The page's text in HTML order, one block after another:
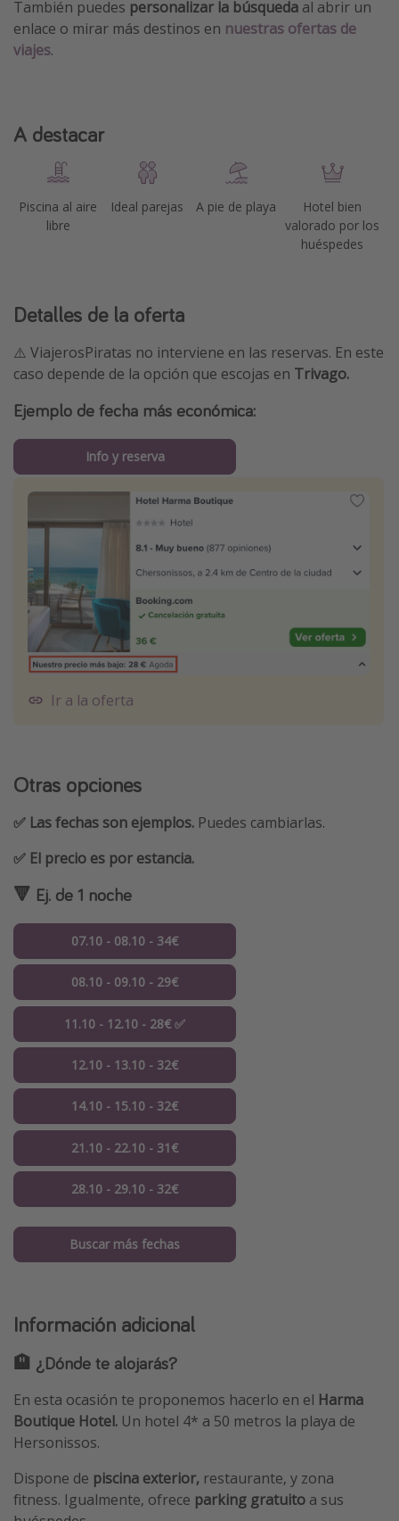
También puedes personalizar la búsqueda al abrir un
enlace o mirar más destinos en nuestras ofertas de
viajes.
A destacar
Piscina al aire
libre
Ideal parejas A pie de playa
Hotel bien
valorado por los
huéspedes
Detalles de la oferta
⚠️ ViajerosPiratas no interviene en las reservas. En este
caso depende de la opción que escojas en Trivago.
Ejemplo de fecha más económica:
Info y reserva
Ir a la oferta
Otras opciones
✅ Las fechas son ejemplos. Puedes cambiarlas.
✅ El precio es por estancia.
🔻 Ej. de 1 noche
07.10 - 08.10 - 34€
08.10 - 09.10 - 29€
11.10 - 12.10 - 28€ ✅
12.10 - 13.10 - 32€
14.10 - 15.10 - 32€
21.10 - 22.10 - 31€
28.10 - 29.10 - 32€
Buscar más fechas
Información adicional
🏨 ¿Dónde te alojarás?
En esta ocasión te proponemos hacerlo en el Harma
Boutique Hotel. Un hotel 4* a 50 metros la playa de
Hersonissos.
Dispone de piscina exterior, restaurante, y zona
fitness. Igualmente, ofrece parking gratuito a sus